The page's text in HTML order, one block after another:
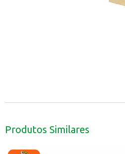
Produtos Similares